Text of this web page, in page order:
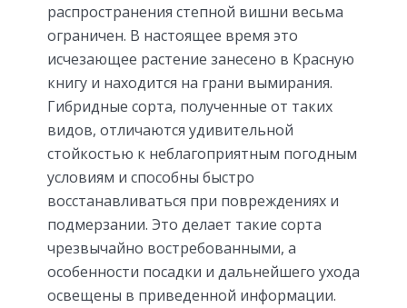
распространения степной вишни весьма
ограничен. В настоящее время это
исчезающее растение занесено в Красную
книгу и находится на грани вымирания.
Гибридные сорта, полученные от таких
видов, отличаются удивительной
стойкостью к неблагоприятным погодным
условиям и способны быстро
восстанавливаться при повреждениях и
подмерзании. Это делает такие сорта
чрезвычайно востребованными, а
особенности посадки и дальнейшего ухода
освещены в приведенной информации.